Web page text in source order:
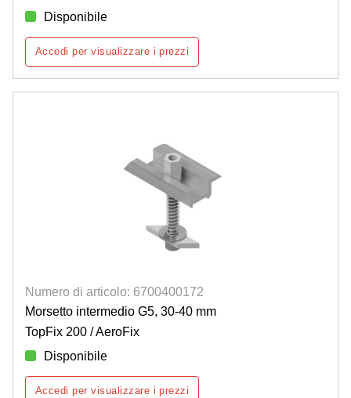
Disponibile
Accedi per visualizzare i prezzi
Numero di articolo: 6700400172
Morsetto intermedio G5, 30-40 mm
TopFix 200 / AeroFix
Disponibile
Accedi per visualizzare i prezzi